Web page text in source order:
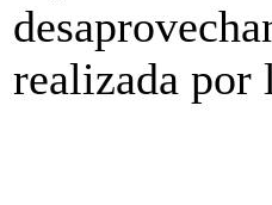
realizada por